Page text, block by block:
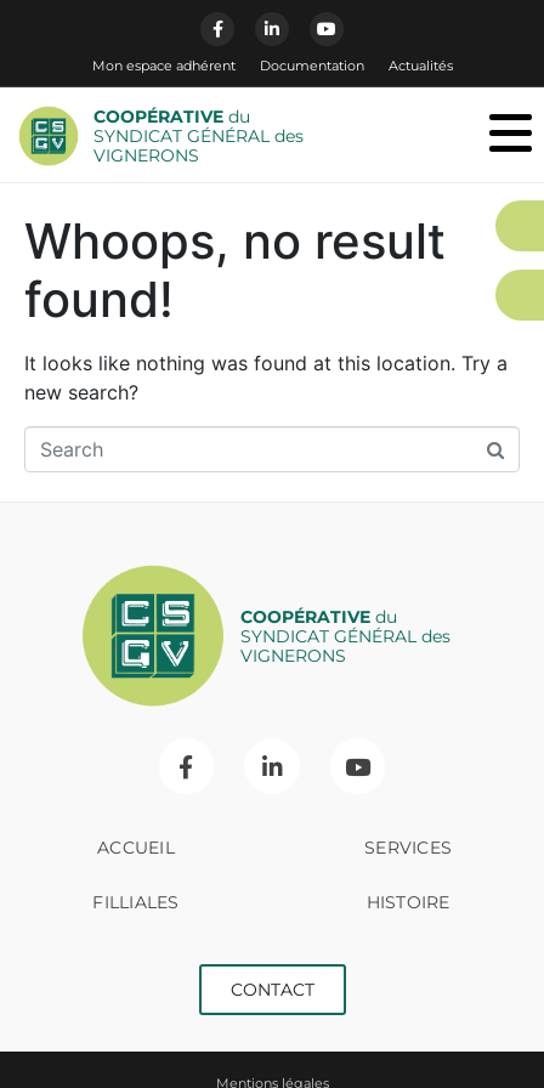
Mon espace adhérent Documentation Actualités
COOPÉRATIVE du
SYNDICAT GÉNÉRAL des
VIGNERONS
Whoops, no result
found!
It looks like nothing was found at this location. Try a
new search?
COOPÉRATIVEdu
SYNDICAT GÉNÉRAL des
VIGNERONS
ACCUEIL SERVICES
FILLIALES HISTOIRE
CONTACT
Mentions légales